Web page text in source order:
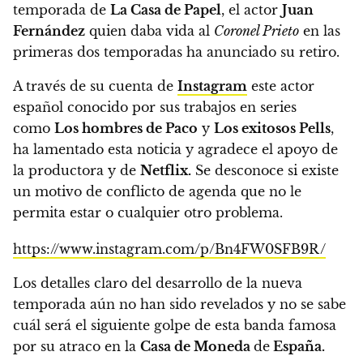
temporada de La Casa de Papel, el actor Juan
Fernández quien daba vida al Coronel Prieto en las
primeras dos temporadas ha anunciado su retiro.
A través de su cuenta de Instagram este actor
español conocido por sus trabajos en series
como Los hombres de Paco y Los exitosos Pells,
ha lamentado esta noticia y agradece el apoyo de
la productora y de Netflix. Se desconoce si existe
un motivo de conflicto de agenda que no le
permita estar o cualquier otro problema.
https://www.instagram.com/p/Bn4FW0SFB9R/
Los detalles claro del desarrollo de la nueva
temporada aún no han sido revelados y no se sabe
cuál será el siguiente golpe de esta banda famosa
por su atraco en la Casa de Moneda de España.